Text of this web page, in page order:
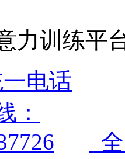
力训练平